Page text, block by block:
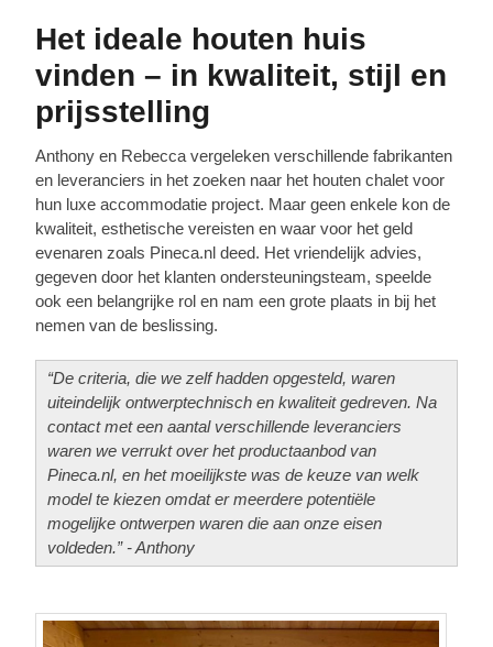
Het ideale houten huis
vinden – in kwaliteit, stijl en
prijsstelling
Anthony en Rebecca vergeleken verschillende fabrikanten
en leveranciers in het zoeken naar het houten chalet voor
hun luxe accommodatie project. Maar geen enkele kon de
kwaliteit, esthetische vereisten en waar voor het geld
evenaren zoals Pineca.nl deed. Het vriendelijk advies,
gegeven door het klanten ondersteuningsteam, speelde
ook een belangrijke rol en nam een grote plaats in bij het
nemen van de beslissing.
“De criteria, die we zelf hadden opgesteld, waren
uiteindelijk ontwerptechnisch en kwaliteit gedreven. Na
contact met een aantal verschillende leveranciers
waren we verrukt over het productaanbod van
Pineca.nl, en het moeilijkste was de keuze van welk
model te kiezen omdat er meerdere potentiële
mogelijke ontwerpen waren die aan onze eisen
voldeden.” - Anthony